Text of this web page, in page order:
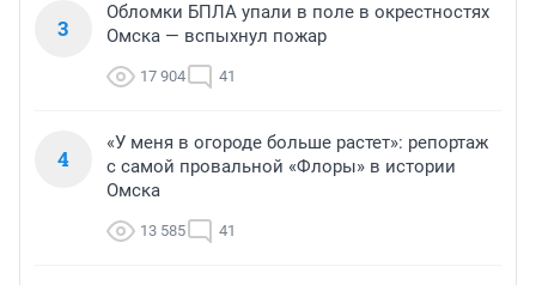
3
Обломки БПЛА упали в поле в окрестностях
Омска — вспыхнул пожар
17 904 41
4
«У меня в огороде больше растет»: репортаж
с самой провальной «Флоры» в истории
Омска
13 585 41